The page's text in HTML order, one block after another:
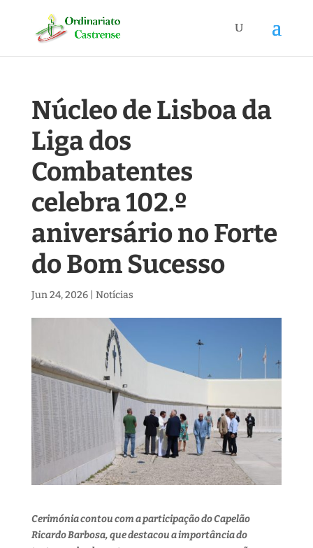
Núcleo de Lisboa da
Liga dos
Combatentes
celebra 102.º
aniversário no Forte
do Bom Sucesso
Jun 24, 2026| Notícias
Cerimónia contou com a participação do Capelão
Ricardo Barbosa, que destacou a importância do